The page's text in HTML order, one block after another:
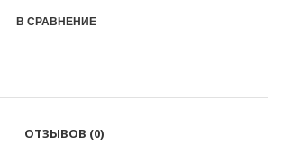
В СРАВНЕНИЕ
ОТЗЫВОВ (0)